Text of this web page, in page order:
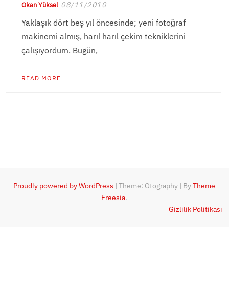
Okan Yüksel 08/11/2010
Yaklaşık dört beş yıl öncesinde; yeni fotoğraf
makinemi almış, harıl harıl çekim tekniklerini
çalışıyordum. Bugün,
READ MORE
Proudly powered by WordPress |Theme: Otography | ByTheme
Freesia.
Gizlilik Politikası